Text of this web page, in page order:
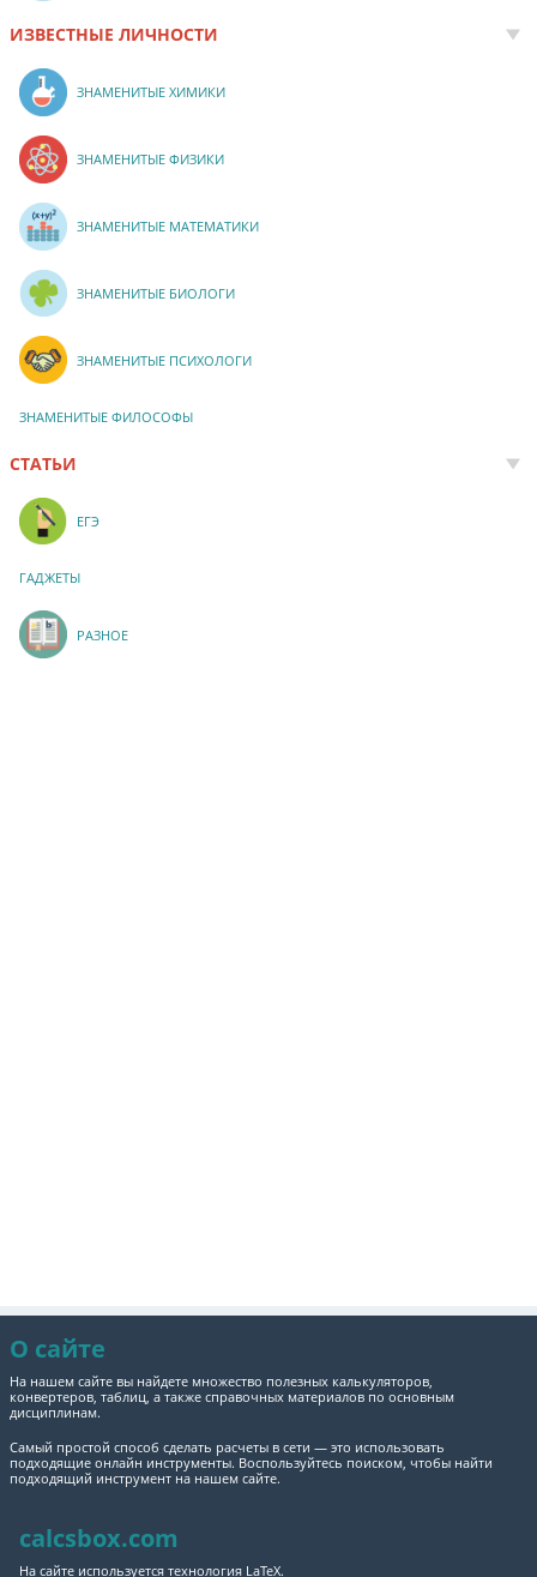
ИЗВЕСТНЫЕ ЛИЧНОСТИ
ЗНАМЕНИТЫЕ ХИМИКИ
ЗНАМЕНИТЫЕ ФИЗИКИ
ЗНАМЕНИТЫЕ МАТЕМАТИКИ
ЗНАМЕНИТЫЕ БИОЛОГИ
ЗНАМЕНИТЫЕ ПСИХОЛОГИ
ЗНАМЕНИТЫЕ ФИЛОСОФЫ
СТАТЬИ
ЕГЭ
ГАДЖЕТЫ
РАЗНОЕ
О сайте
На нашем сайте вы найдете множество полезных калькуляторов,
конвертеров, таблиц, а также справочных материалов по основным
дисциплинам.
Самый простой способ сделать расчеты в сети — это использовать
подходящие онлайн инструменты. Воспользуйтесь поиском, чтобы найти
подходящий инструмент на нашем сайте.
calcsbox.com
На сайте используется технология LaTeX.